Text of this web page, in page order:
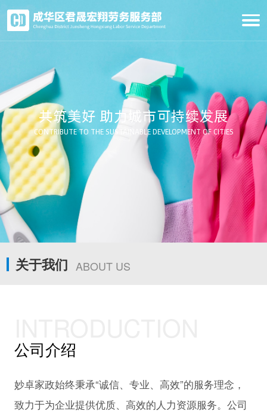
共筑美好 助力城市可持续发展
CONTRIBUTE TO THE SUSTAINABLE DEVELOPMENT OF CITIES
关于我们 ABOUT US
公司介绍
妙卓家政始终秉承“诚信、专业、高效”的服务理念，
致力于为企业提供优质、高效的人力资源服务。公司